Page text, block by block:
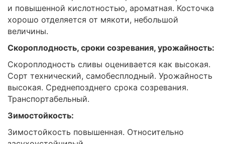
и повышенной кислотностью, ароматная. Косточка
хорошо отделяется от мякоти, небольшой
величины.
Скороплодность, сроки созревания, урожайность:
Скороплодность сливы оценивается как высокая.
Сорт технический, самобесплодный. Урожайность
высокая. Среднепозднего срока созревания.
Транспортабельный.
Зимостойкость:
Зимостойкость повышенная. Относительно